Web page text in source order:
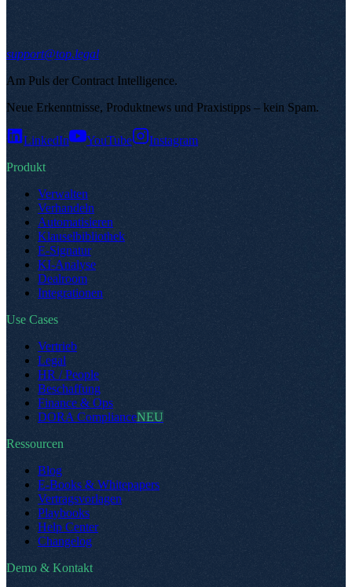
support@top.legal
Am Puls der Contract Intelligence.
Neue Erkenntnisse, Produktnews und Praxistipps – kein Spam.
LinkedIn YouTube
Instagram
Produkt
Verwalten
Verhandeln
Automatisieren
Klauselbibliothek
E-Signatur
KI-Analyse
Dealroom
Integrationen
Use Cases
Vertrieb
Legal
HR / People
Beschaffung
Finance & Ops
DORA ComplianceNEU
Ressourcen
Blog
E-Books & Whitepapers
Vertragsvorlagen
Playbooks
Help Center
Changelog
Demo & Kontakt